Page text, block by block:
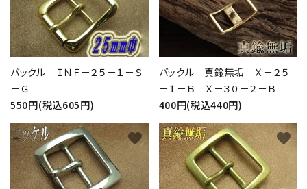
バックル ＩＮＦ－２５－１－Ｓ
－Ｇ
550円(税込605円)
バックル 真鍮無垢 Ｘ－２５
－１－Ｂ Ｘ－３０－２－Ｂ
400円(税込440円)
favorite favorite